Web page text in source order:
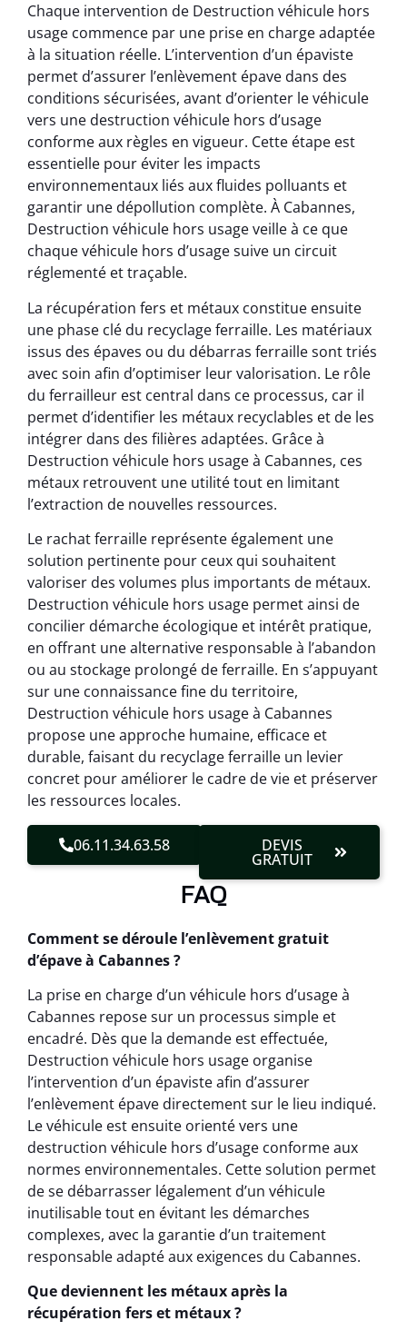
Chaque intervention de Destruction véhicule hors
usage commence par une prise en charge adaptée
à la situation réelle. L’intervention d’un épaviste
permet d’assurer l’enlèvement épave dans des
conditions sécurisées, avant d’orienter le véhicule
vers une destruction véhicule hors d’usage
conforme aux règles en vigueur. Cette étape est
essentielle pour éviter les impacts
environnementaux liés aux fluides polluants et
garantir une dépollution complète. À Cabannes,
Destruction véhicule hors usage veille à ce que
chaque véhicule hors d’usage suive un circuit
réglementé et traçable.
La récupération fers et métaux constitue ensuite
une phase clé du recyclage ferraille. Les matériaux
issus des épaves ou du débarras ferraille sont triés
avec soin afin d’optimiser leur valorisation. Le rôle
du ferrailleur est central dans ce processus, car il
permet d’identifier les métaux recyclables et de les
intégrer dans des filières adaptées. Grâce à
Destruction véhicule hors usage à Cabannes, ces
métaux retrouvent une utilité tout en limitant
l’extraction de nouvelles ressources.
Le rachat ferraille représente également une
solution pertinente pour ceux qui souhaitent
valoriser des volumes plus importants de métaux.
Destruction véhicule hors usage permet ainsi de
concilier démarche écologique et intérêt pratique,
en offrant une alternative responsable à l’abandon
ou au stockage prolongé de ferraille. En s’appuyant
sur une connaissance fine du territoire,
Destruction véhicule hors usage à Cabannes
propose une approche humaine, efficace et
durable, faisant du recyclage ferraille un levier
concret pour améliorer le cadre de vie et préserver
les ressources locales.
06.11.34.63.58 DEVIS
GRATUIT
FAQ
Comment se déroule l’enlèvement gratuit
d’épave à Cabannes ?
La prise en charge d’un véhicule hors d’usage à
Cabannes repose sur un processus simple et
encadré. Dès que la demande est effectuée,
Destruction véhicule hors usage organise
l’intervention d’un épaviste afin d’assurer
l’enlèvement épave directement sur le lieu indiqué.
Le véhicule est ensuite orienté vers une
destruction véhicule hors d’usage conforme aux
normes environnementales. Cette solution permet
de se débarrasser légalement d’un véhicule
inutilisable tout en évitant les démarches
complexes, avec la garantie d’un traitement
responsable adapté aux exigences du Cabannes.
Que deviennent les métaux après la
récupération fers et métaux ?